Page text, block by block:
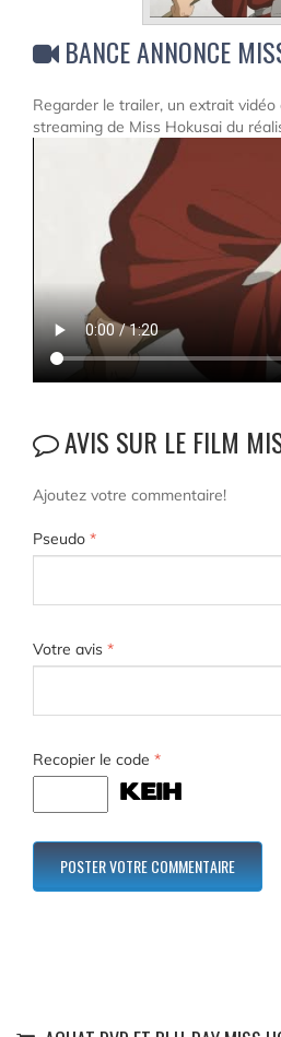
BANCE ANNONCE
Regarder le trailer, un extrait
streaming de Miss Hokusai du
AVIS SUR LE FILM
Ajoutez votre commentaire!
Pseudo *
Votre avis *
Recopier le code *